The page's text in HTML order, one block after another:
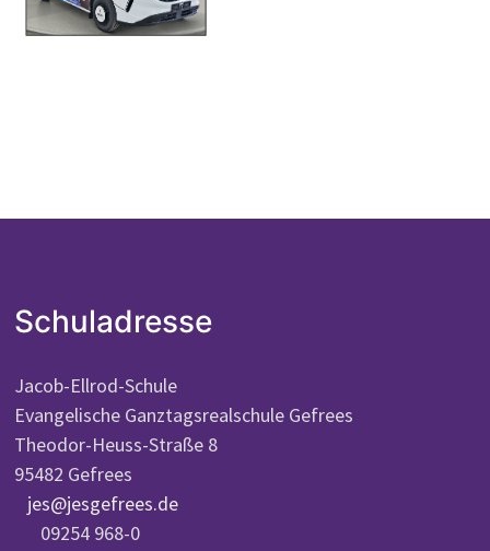
Schuladresse
Jacob-Ellrod-Schule
Evangelische Ganztagsrealschule Gefrees
Theodor-Heuss-Straße 8
95482 Gefrees
jes@jesgefrees.de
09254 968-0